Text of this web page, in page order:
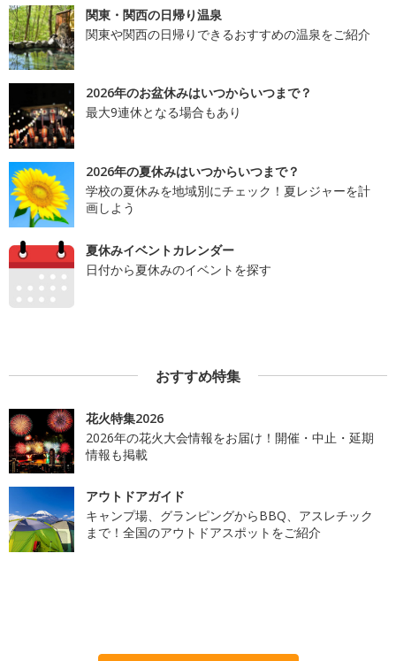
関東・関西の日帰り温泉
関東や関西の日帰りできるおすすめの温泉をご紹介
2026年のお盆休みはいつからいつまで？
最大9連休となる場合もあり
2026年の夏休みはいつからいつまで？
学校の夏休みを地域別にチェック！夏レジャーを計
画しよう
夏休みイベントカレンダー
日付から夏休みのイベントを探す
おすすめ特集
花火特集2026
2026年の花火大会情報をお届け！開催・中止・延期
情報も掲載
アウトドアガイド
キャンプ場、グランピングからBBQ、アスレチック
まで！全国のアウトドアスポットをご紹介